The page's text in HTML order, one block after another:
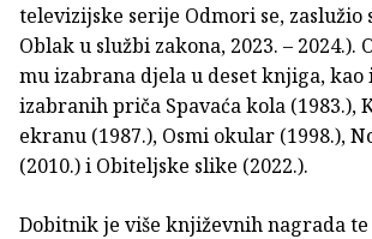
televizijske serije Odmori se, zaslužio
Oblak u službi zakona, 2023. – 2024.).
mu izabrana djela u deset knjiga, kao
izabranih priča Spavaća kola (1983.),
ekranu (1987.), Osmi okular (1998.),
(2010.) i Obiteljske slike (2022.).
Dobitnik je više književnih nagrada